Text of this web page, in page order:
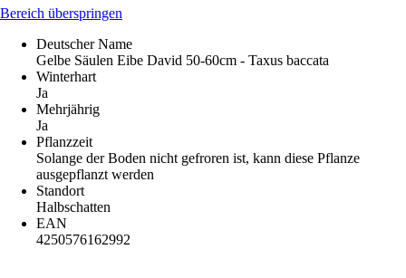
Bereich überspringen
Deutscher Name
Gelbe Säulen Eibe David 50-60cm - Taxus baccata
Winterhart
Ja
Mehrjährig
Ja
Pflanzzeit
Solange der Boden nicht gefroren ist, kann diese Pflanze
ausgepflanzt werden
Standort
Halbschatten
EAN
4250576162992